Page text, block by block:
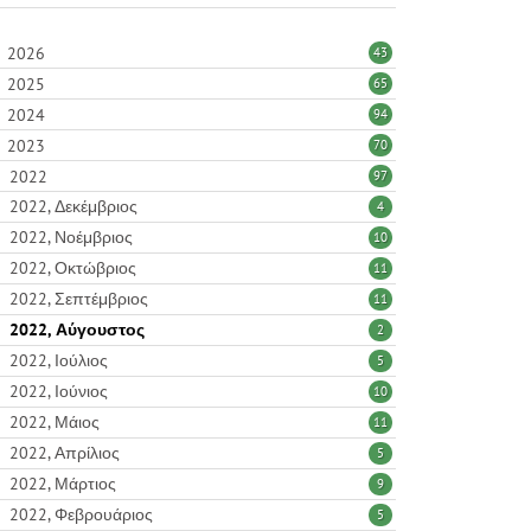
2026 43
2025 65
2024 94
2023 70
2022 97
2022, Δεκέμβριος 4
2022, Νοέμβριος 10
2022, Οκτώβριος 11
2022, Σεπτέμβριος 11
2022, Αύγουστος 2
2022, Ιούλιος 5
2022, Ιούνιος 10
2022, Μάιος 11
2022, Απρίλιος 5
2022, Μάρτιος 9
2022, Φεβρουάριος 5